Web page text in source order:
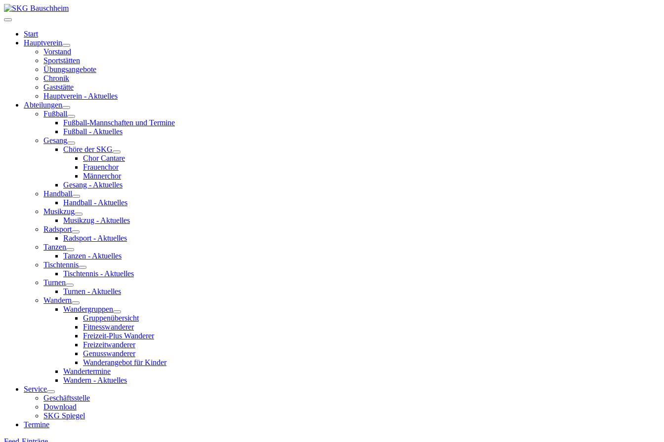
Start
Hauptverein
Vorstand
Sportstätten
Übungsangebote
Chronik
Gaststätte
Hauptverein - Aktuelles
Abteilungen
Fußball
Fußball-Mannschaften und Termine
Fußball - Aktuelles
Gesang
Chöre der SKG
Chor Cantare
Frauenchor
Männerchor
Gesang - Aktuelles
Handball
Handball - Aktuelles
Musikzug
Musikzug - Aktuelles
Radsport
Radsport - Aktuelles
Tanzen
Tanzen - Aktuelles
Tischtennis
Tischtennis - Aktuelles
Turnen
Turnen - Aktuelles
Wandern
Wandergruppen
Gruppenübersicht
Fitnesswanderer
Freizeit-Plus Wanderer
Freizeitwanderer
Genusswanderer
Wanderangebot für Kinder
Wandertermine
Wandern - Aktuelles
Service
Geschäftsstelle
Download
SKG Spiegel
Termine